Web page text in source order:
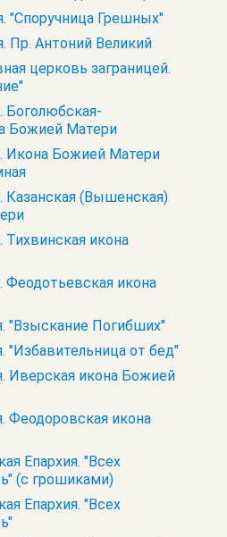
"Споручница Грешных"
Пр. Антоний Великий
церковь заграницей.
Боголюбская-
Божией Матери
Икона Божией Матери
Казанская (Вышенская)
Тихвинская икона
Феодотьевская икона
"Взыскание Погибших"
"Избавительница от бед"
Иверская икона Божией
Феодоровская икона
Епархия. "Всех
(с грошиками)
Епархия. "Всех